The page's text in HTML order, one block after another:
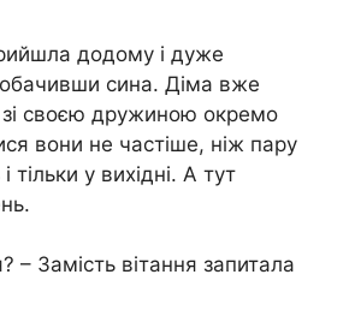
додому і дуже
сина. Діма вже
зі своєю дружиною окремо
вони не частіше, ніж пару
тільки у вихідні. А тут
– Замість вітання запитала